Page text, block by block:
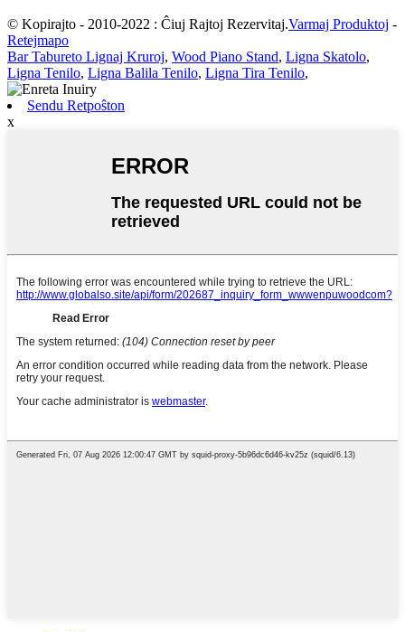
© Kopirajto - 2010-2022 : Ĉiuj Rajtoj Rezervitaj.Varmaj Produktoj -
Retejmapo
Bar Tabureto Lignaj Kruroj, Wood Piano Stand, Ligna Skatolo,
Ligna Tenilo, Ligna Balila Tenilo, Ligna Tira Tenilo,
Sendu Retpoŝton
x